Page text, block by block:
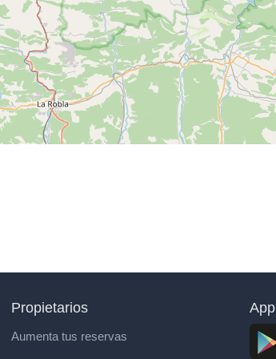
Propietarios
Aumenta tus reservas
App